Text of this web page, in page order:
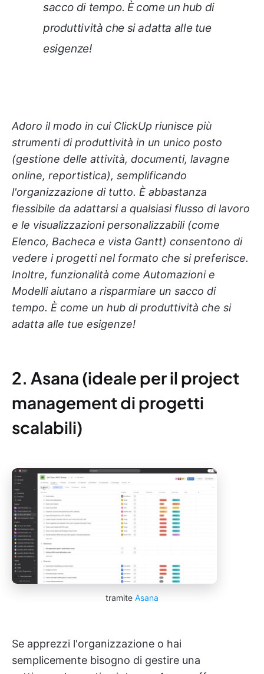
sacco di tempo. È come un hub di
produttività che si adatta alle tue
esigenze!
Adoro il modo in cui ClickUp riunisce più
strumenti di produttività in un unico posto
(gestione delle attività, documenti, lavagne
online, reportistica), semplificando
l'organizzazione di tutto. È abbastanza
flessibile da adattarsi a qualsiasi flusso di lavoro
e le visualizzazioni personalizzabili (come
Elenco, Bacheca e vista Gantt) consentono di
vedere i progetti nel formato che si preferisce.
Inoltre, funzionalità come Automazioni e
Modelli aiutano a risparmiare un sacco di
tempo. È come un hub di produttività che si
adatta alle tue esigenze!
2. Asana (ideale per il project
management di progetti
scalabili)
tramite Asana
Se apprezzi l'organizzazione o hai
semplicemente bisogno di gestire una